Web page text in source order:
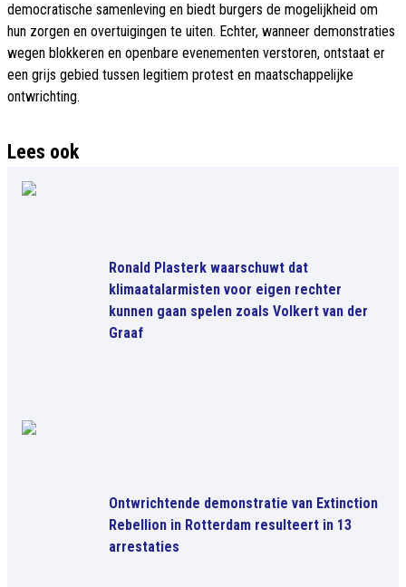
democratische samenleving en biedt burgers de mogelijkheid om
hun zorgen en overtuigingen te uiten. Echter, wanneer demonstraties
wegen blokkeren en openbare evenementen verstoren, ontstaat er
een grijs gebied tussen legitiem protest en maatschappelijke
ontwrichting.
Lees ook
Ronald Plasterk waarschuwt dat
klimaatalarmisten voor eigen rechter
kunnen gaan spelen zoals Volkert van der
Graaf
Ontwrichtende demonstratie van Extinction
Rebellion in Rotterdam resulteert in 13
arrestaties